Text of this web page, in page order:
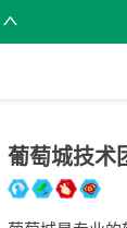
葡萄城技术